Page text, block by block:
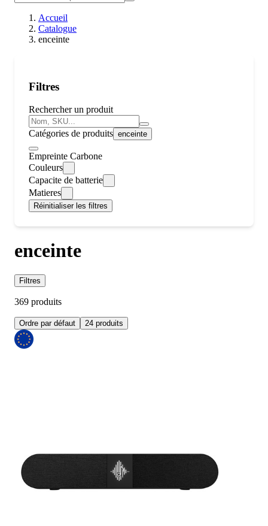
Accueil
Catalogue
enceinte
Filtres
Rechercher un produit
Catégories de produits enceinte
Empreinte Carbone
Couleurs
Capacite de batterie
Matieres
Réinitialiser les filtres
enceinte
Filtres
369 produits
Ordre par défaut 24 produits